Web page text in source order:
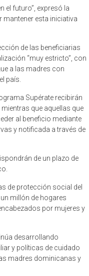
el futuro”, expresó la
esta iniciativa
de las beneficiarias
“muy estricto”, con
a las madres con
país.
Supérate recibirán
que aquellas que
al beneficio mediante
y notificada a través de
de un plazo de
de protección social del
millón de hogares
por mujeres y
desarrollando
y políticas de cuidado
madres dominicanas y